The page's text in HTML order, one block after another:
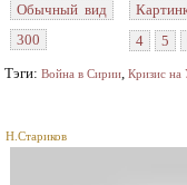
Обычный вид
300
4
5
Тэги: Война в Сирии, Кризис на
Н.Стариков